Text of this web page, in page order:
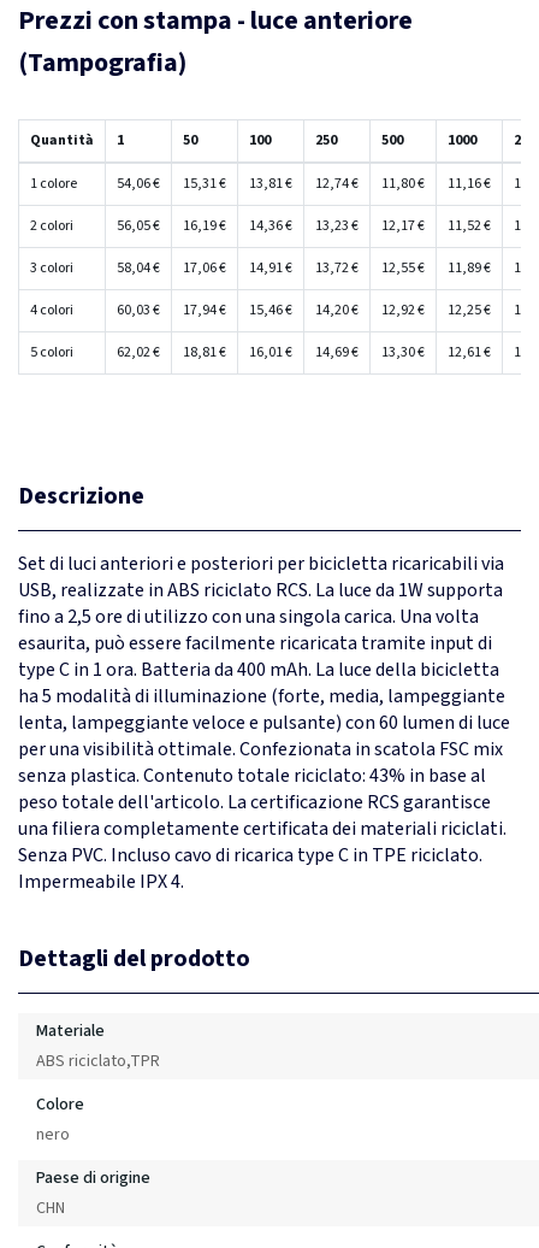
Prezzi con stampa - luce anteriore
(Tampografia)
Quantità 1 50 100 250 500 1000
1 colore 54,06 € 15,31 € 13,81 € 12,74 € 11,80 € 11,16 €
2 colori 56,05 € 16,19 € 14,36 € 13,23 € 12,17 € 11,52 €
3 colori 58,04 € 17,06 € 14,91 € 13,72 € 12,55 € 11,89 €
4 colori 60,03 € 17,94 € 15,46 € 14,20 € 12,92 € 12,25 €
5 colori 62,02 € 18,81 € 16,01 € 14,69 € 13,30 € 12,61 €
Descrizione
Set di luci anteriori e posteriori per bicicletta ricaricabili via
USB, realizzate in ABS riciclato RCS. La luce da 1W supporta
fino a 2,5 ore di utilizzo con una singola carica. Una volta
esaurita, può essere facilmente ricaricata tramite input di
type C in 1 ora. Batteria da 400 mAh. La luce della bicicletta
ha 5 modalità di illuminazione (forte, media, lampeggiante
lenta, lampeggiante veloce e pulsante) con 60 lumen di luce
per una visibilità ottimale. Confezionata in scatola FSC mix
senza plastica. Contenuto totale riciclato: 43% in base al
peso totale dell'articolo. La certificazione RCS garantisce
una filiera completamente certificata dei materiali riciclati.
Senza PVC. Incluso cavo di ricarica type C in TPE riciclato.
Impermeabile IPX 4.
Dettagli del prodotto
Materiale
ABS riciclato,TPR
Colore
nero
Paese di origine
CHN